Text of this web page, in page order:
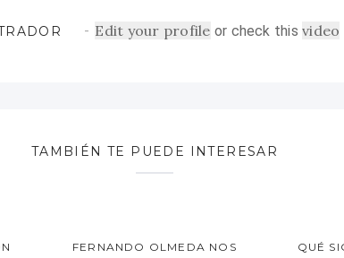
Edit your profile or check thisvideo
TAMBIÉN TE PUEDE INTERESAR
FERNANDO OLMEDA NOS
QUÉ